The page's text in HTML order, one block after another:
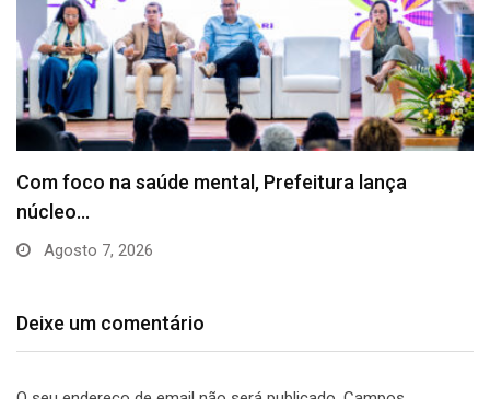
Cidade do Saber inicia inscrições para novos
cursos…
Agosto 6, 2026
Deixe um comentário